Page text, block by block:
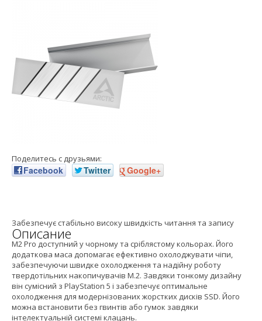
Поделитесь с друзьями:
Facebook Twitter Google+
Описание
Забезпечує стабільно високу швидкість читання та запису
M2 Pro доступний у чорному та сріблястому кольорах. Його
додаткова маса допомагає ефективно охолоджувати чіпи,
забезпечуючи швидке охолодження та надійну роботу
твердотільних накопичувачів M.2. Завдяки тонкому дизайну
він сумісний з PlayStation 5 і забезпечує оптимальне
охолодження для модернізованих жорстких дисків SSD. Його
можна встановити без гвинтів або гумок завдяки
інтелектуальній системі клацань.